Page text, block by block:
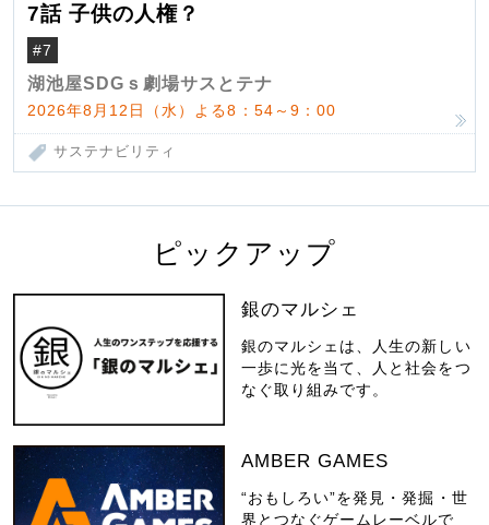
7話 子供の人権？
#7
湖池屋SDGｓ劇場サスとテナ
2026年8月12日（水）よる8：54～9：00
サステナビリティ
ピックアップ
銀のマルシェ
銀のマルシェは、人生の新しい
一歩に光を当て、人と社会をつ
なぐ取り組みです。
AMBER GAMES
“おもしろい”を発見・発掘・世
界とつなぐゲームレーベルで